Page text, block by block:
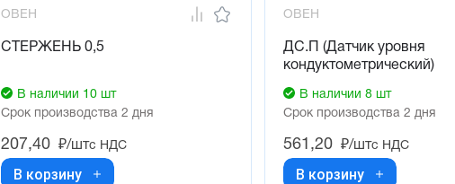
ОВЕН
СТЕРЖЕНЬ 0,5
В наличии 10 шт
Срок производства 2 дня
207,40 ₽/штс НДС
В корзину
ОВЕН
ДС.П (Датчик уровня
кондуктометрический)
В наличии 8 шт
Срок производства 2 дня
561,20 ₽/штс НДС
В корзину